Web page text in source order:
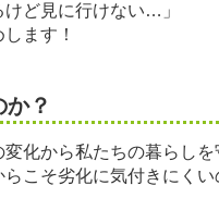
住宅事業
けど見に行けない…」
ます！
？
化から私たちの暮らしを
こそ劣化に気付きにくい